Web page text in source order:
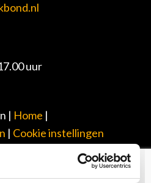
uur
| Home |
| Cookie instellingen